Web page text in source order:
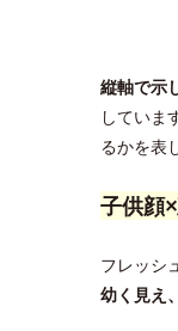
縦軸で示
していま
るかを表
子供顔
フレッシ
幼く見え